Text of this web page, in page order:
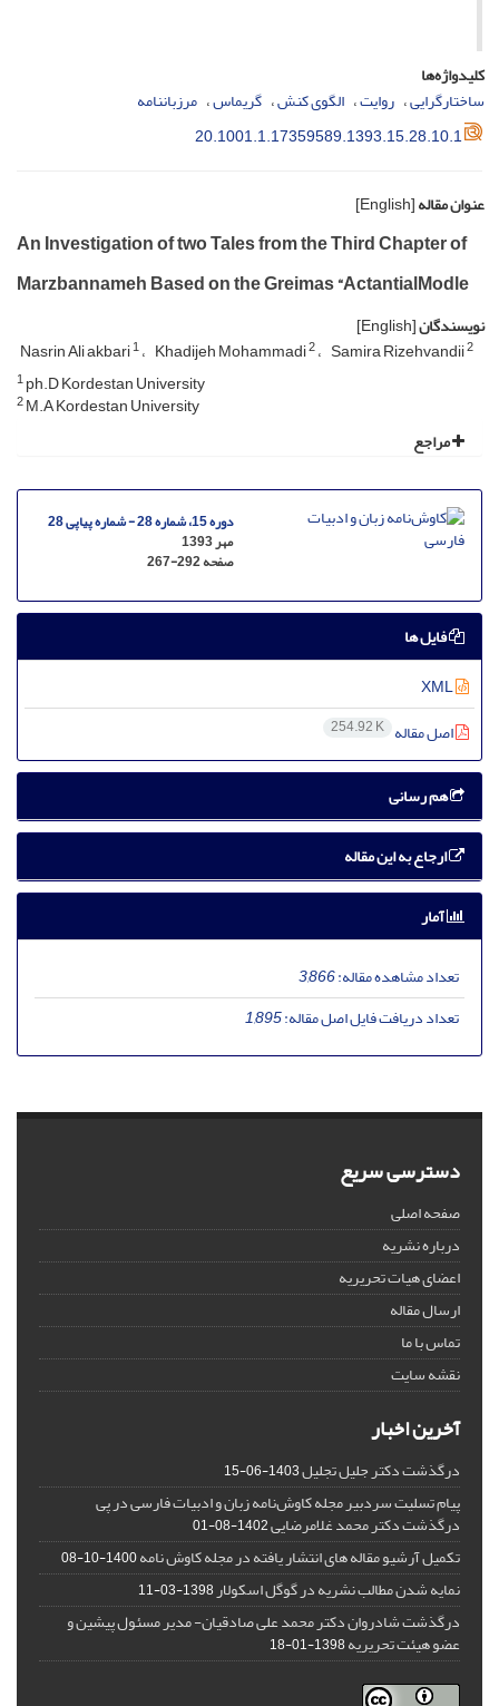
کلیدواژه‌ها
ساختارگرایی روایت الگوی کنش گریماس مرزبان­نامه
20.1001.1.17359589.1393.15.28.10.1
عنوان مقاله[English]
An Investigation of two Tales from the Third Chapter of
Marzbannameh Based on the Greimas “ActantialModle
نویسندگان[English]
Nasrin Ali akbari1 Khadijeh Mohammadi2 Samira Rizehvandii2
1ph.D Kordestan University
2M.A Kordestan University
مراجع
دوره 15، شماره 28 - شماره پیاپی 28
مهر 1393
صفحه267-292
فایل ها
اصل مقاله 254.92 K
هم رسانی
ارجاع به این مقاله
آمار
تعداد مشاهده مقاله:3,866
تعداد دریافت فایل اصل مقاله:1,895
دسترسی سریع
صفحه اصلی
درباره نشریه
اعضای هیات تحریریه
ارسال مقاله
تماس با ما
نقشه سایت
آخرین اخبار
درگذشت دکتر جلیل تجلیل1403-06-15
پیام تسلیت سردبیر مجله کاوش‌نامه زبان و ادبیات فارسی در پی
درگذشت دکتر محمد غلامرضایی1402-08-01
تکمیل آرشیو مقاله های انتشار یافته در مجله کاوش نامه1400-10-08
نمایه شدن مطالب نشریه در گوگل اسکولار1398-03-11
درگذشت شادروان دکتر محمد علی صادقیان- مدیر مسئول پیشین و
عضو هیئت تحریریه1398-01-18